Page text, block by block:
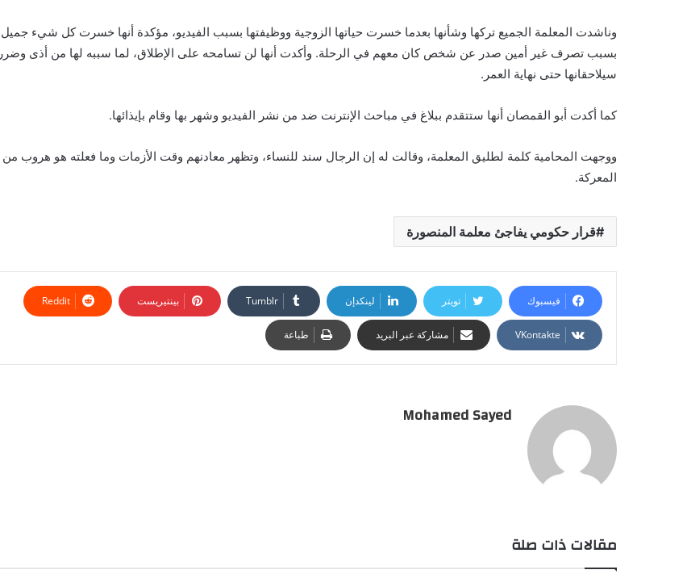
وناشدت المعلمة الجميع تركها وشأنها بعدما خسرت حياتها الزوجية ووظيفتها بسبب الفيديو، مؤكدة أنها خسرت كل شيء جميل
بسبب تصرف غير أمين صدر عن شخص كان معهم في الرحلة. وأكدت أنها لن تسامحه على الإطلاق، لما سببه لها من أذى وضرر
سيلاحقانها حتى نهاية العمر.
كما أكدت أبو القمصان أنها ستتقدم ببلاغ في مباحث الإنترنت ضد من نشر الفيديو وشهر بها وقام بإيذائها.
ووجهت المحامية كلمة لطليق المعلمة، وقالت له إن الرجال سند للنساء، وتظهر معادنهم وقت الأزمات وما فعلته هو هروب من
المعركة.
قرار حكومي يفاجئ معلمة المنصورة
فيسبوك تويتر لينكدإن بينتيريست
مشاركة عبر البريد طباعة
Mohamed Sayed
مقالات ذات صلة